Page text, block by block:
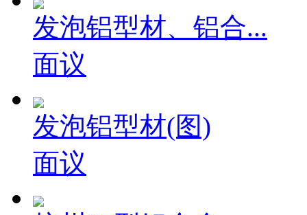
发泡铝型材、铝合...
面议
发泡铝型材(图)
面议